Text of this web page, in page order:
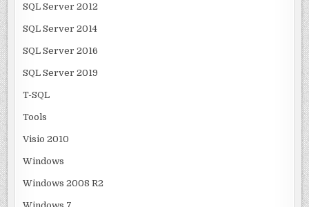
SQL Server 2012
SQL Server 2014
SQL Server 2016
SQL Server 2019
T-SQL
Tools
Visio 2010
Windows
Windows 2008 R2